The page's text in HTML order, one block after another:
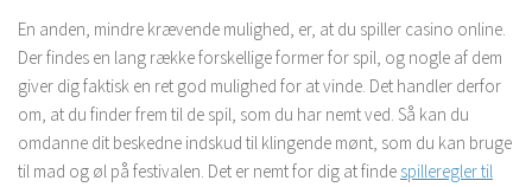
En anden, mindre krævende mulighed, er, at du spiller casino online.
Der findes en lang række forskellige former for spil, og nogle af dem
giver dig faktisk en ret god mulighed for at vinde. Det handler derfor
om, at du finder frem til de spil, som du har nemt ved. Så kan du
omdanne dit beskedne indskud til klingende mønt, som du kan bruge
til mad og øl på festivalen. Det er nemt for dig at finde spilleregler til